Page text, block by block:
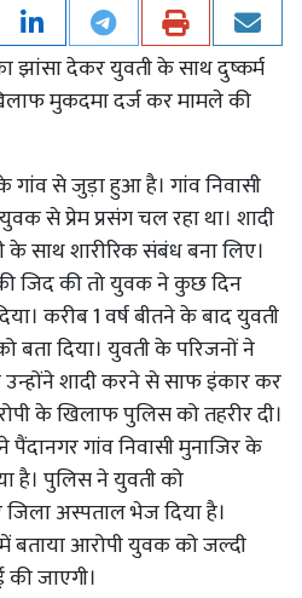
झांसा देकर युवती के साथ दुष्कर्म
मुकदमा दर्ज कर मामले की
गांव से जुड़ा हुआ है। गांव निवासी
से प्रेम प्रसंग चल रहा था। शादी
साथ शारीरिक संबंध बना लिए।
जिद की तो युवक ने कुछ दिन
करीब 1 वर्ष बीतने के बाद युवती
बता दिया। युवती के परिजनों ने
उन्होंने शादी करने से साफ इंकार कर
के खिलाफ पुलिस को तहरीर दी।
पैंदानगर गांव निवासी मुनाजिर के
है। पुलिस ने युवती को
अस्पताल भेज दिया है।
में बताया आरोपी युवक को जल्दी
की जाएगी।